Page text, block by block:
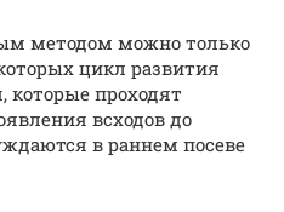
методом можно только
цикл развития
которые проходят
всходов до
в раннем посеве